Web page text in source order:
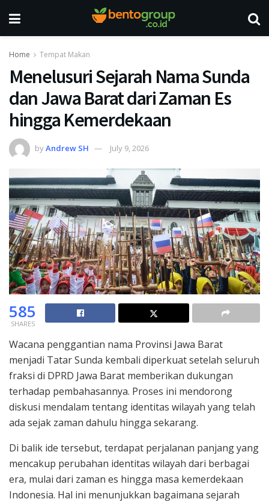
Home Tempat Makan
Menelusuri Sejarah Nama Sunda
dan Jawa Barat dari Zaman Es
hingga Kemerdekaan
byAndrew SH July 9, 2026
585
SHARES
Wacana penggantian nama Provinsi Jawa Barat
menjadi Tatar Sunda kembali diperkuat setelah seluruh
fraksi di DPRD Jawa Barat memberikan dukungan
terhadap pembahasannya. Proses ini mendorong
diskusi mendalam tentang identitas wilayah yang telah
ada sejak zaman dahulu hingga sekarang.
Di balik ide tersebut, terdapat perjalanan panjang yang
mencakup perubahan identitas wilayah dari berbagai
era, mulai dari zaman es hingga masa kemerdekaan
Indonesia. Hal ini menunjukkan bagaimana sejarah